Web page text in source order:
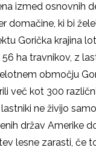
izmed osnovnih
domačine, ki bi
Gorička krajina
ha travnikov, z
območju
več kot 300
ne živijo
držav Amerike
lesne zarasti, če